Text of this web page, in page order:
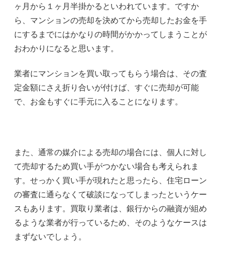
ヶ月から１ヶ月半掛かるといわれています。ですか
ら、マンションの売却を決めてから売却したお金を手
にするまでにはかなりの時間がかかってしまうことが
おわかりになると思います。
業者にマンションを買い取ってもらう場合は、その査
定金額にさえ折り合いが付けば、すぐに売却が可能
で、お金もすぐに手元に入ることになります。
また、通常の媒介による売却の場合には、個人に対し
て売却するため買い手がつかない場合も考えられま
す。せっかく買い手が現れたと思ったら、住宅ローン
の審査に通らなくて破談になってしまったというケー
スもあります。買取り業者は、銀行からの融資が組め
るような業者が行っているため、そのようなケースは
まずないでしょう。